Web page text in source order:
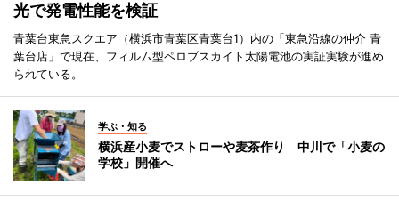
光で発電性能を検証
青葉台東急スクエア（横浜市青葉区青葉台1）内の「東急沿線の仲介 青
葉台店」で現在、フィルム型ペロブスカイト太陽電池の実証実験が進め
られている。
学ぶ・知る
横浜産小麦でストローや麦茶作り 中川で「小麦の
学校」開催へ